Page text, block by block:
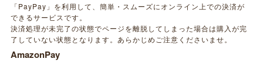
「PayPay」を利用して、簡単・スムーズにオンライン上での決済が
できるサービスです。
決済処理が未完了の状態でページを離脱してしまった場合は購入が完
了していない状態となります。あらかじめご注意くださいませ。
AmazonPay